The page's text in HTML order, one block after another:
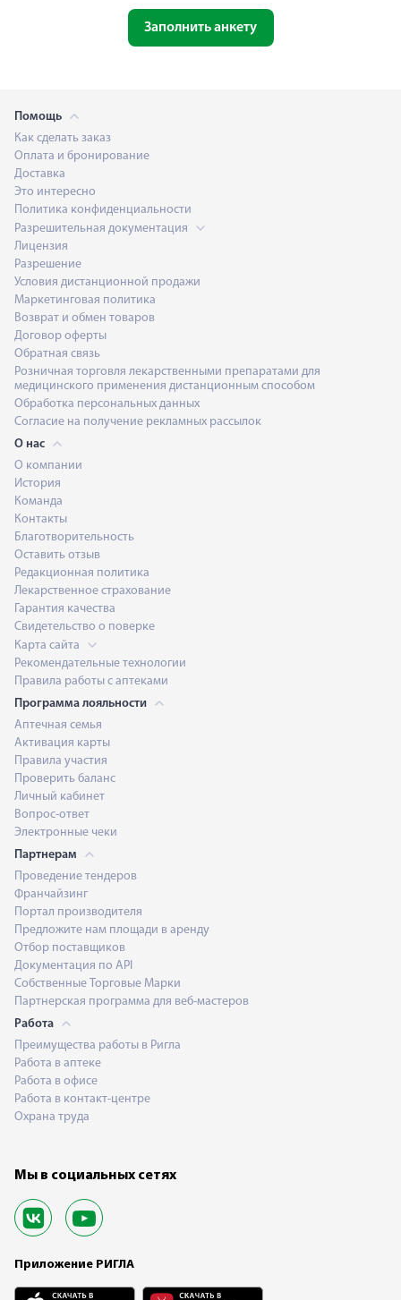
Заполнить анкету
Помощь
Как сделать заказ
Оплата и бронирование
Доставка
Это интересно
Политика конфиденциальности
Разрешительная документация
Лицензия
Разрешение
Условия дистанционной продажи
Маркетинговая политика
Возврат и обмен товаров
Договор оферты
Обратная связь
Розничная торговля лекарственными препаратами для
медицинского применения дистанционным способом
Обработка персональных данных
Согласие на получение рекламных рассылок
О нас
О компании
История
Команда
Контакты
Благотворительность
Оставить отзыв
Редакционная политика
Лекарственное страхование
Гарантия качества
Свидетельство о поверке
Карта сайта
Рекомендательные технологии
Правила работы с аптеками
Программа лояльности
Аптечная семья
Активация карты
Правила участия
Проверить баланс
Личный кабинет
Вопрос-ответ
Электронные чеки
Партнерам
Проведение тендеров
Франчайзинг
Портал производителя
Предложите нам площади в аренду
Отбор поставщиков
Документация по API
Собственные Торговые Марки
Партнерская программа для веб-мастеров
Работа
Преимущества работы в Ригла
Работа в аптеке
Работа в офисе
Работа в контакт-центре
Охрана труда
Мы в социальных сетях
Приложение РИГЛА